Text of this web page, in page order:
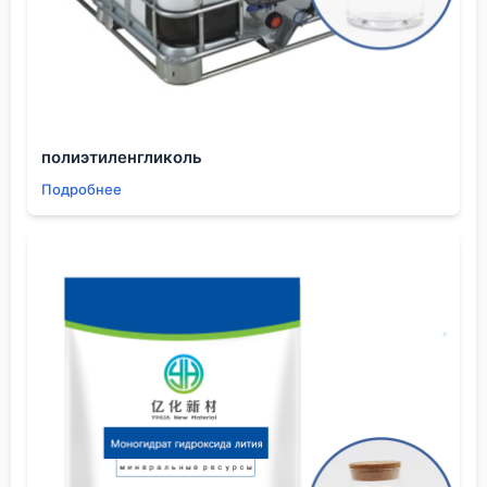
адаптировать для контроля побочных продуктов в
никотиновой кислоте.
Альтернативные маршруты и экономическая
пиколина. Или электрохимическое окисление —
сомнительно из-за капитальных затрат на
Каждый раз, рассматривая новый метод,
упираешься в стоимость сырья и капитальных
Получение никотиновой кислоты из
через аммоксидирование остается
рабочей лошадкой именно потому, что пиридин —
относительно доступное и дешевое сырье,
полиэтиленгликоль
Подробнее